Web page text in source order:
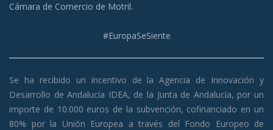
Cámara de Comercio de Motril.
#EuropaSeSiente
Se ha recibido un incentivo de la Agencia de Innovación y
Desarrollo de Andalucía IDEA, de la Junta de Andalucía, por un
importe de 10.000 euros de la subvención, cofinanciado en un
80% por la Unión Europea a través del Fondo Europeo de